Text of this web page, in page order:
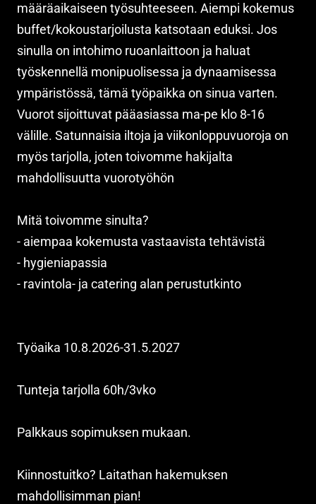
määräaikaiseen työsuhteeseen. Aiempi kokemus
buffet/kokoustarjoilusta katsotaan eduksi. Jos
sinulla on intohimo ruoanlaittoon ja haluat
työskennellä monipuolisessa ja dynaamisessa
ympäristössä, tämä työpaikka on sinua varten.
Vuorot sijoittuvat pääasiassa ma-pe klo 8-16
välille. Satunnaisia iltoja ja viikonloppuvuoroja on
myös tarjolla, joten toivomme hakijalta
mahdollisuutta vuorotyöhön
Mitä toivomme sinulta?
- aiempaa kokemusta vastaavista tehtävistä
- hygieniapassia
- ravintola- ja catering alan perustutkinto
Työaika 10.8.2026-31.5.2027
Tunteja tarjolla 60h/3vko
Palkkaus sopimuksen mukaan.
Kiinnostuitko? Laitathan hakemuksen
mahdollisimman pian!